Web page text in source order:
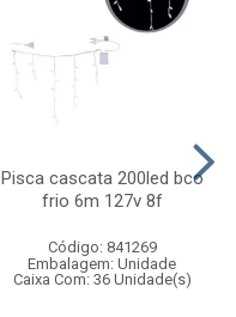
Pisca cascata 200led bco
frio 6m 127v 8f
Código: 841269
Embalagem: Unidade
Caixa Com: 36 Unidade(s)